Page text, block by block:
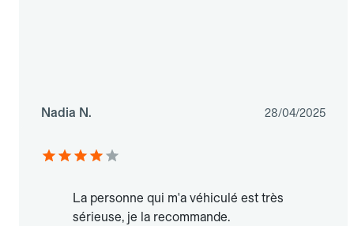
Nadia N. 28/04/2025
La personne qui m'a véhiculé est très
sérieuse, je la recommande.